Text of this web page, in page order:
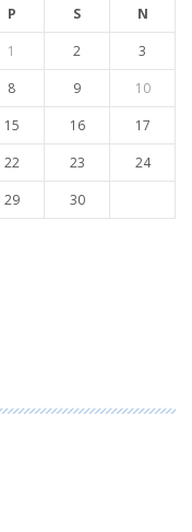
P S
N
1
2
3
8 9
10
15 16
17
22 23
24
29 30